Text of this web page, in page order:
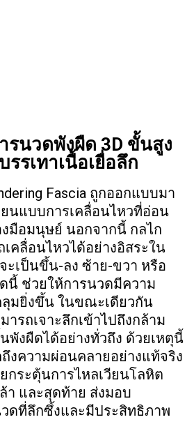
รนวดพังผืด 3D ขั้นสูง
รรเทาเนื้อเยื่อลึก
Fascia ถูกออกแบบมา
นแบบการเคลื่อนไหวที่อ่อน
มือมนุษย์ นอกจากนี้ กลไก
คลื่อนไหวได้อย่างอิสระใน
ะเป็นขึ้น-ลง ซ้าย-ขวา หรือ
นี้ ช่วยให้การนวดมีความ
มยิ่งขึ้น ในขณะเดียวกัน
ารถเจาะลึกเข้าไปถึงกล้าม
พังผืดได้อย่างทั่วถึง ด้วยเหตุนี้
ถึงความผ่อนคลายอย่างแท้จริง
กระตุ้นการไหลเวียนโลหิต
า และสุดท้าย ส่งมอบ
ดที่ลึกซึ้งและมีประสิทธิภาพ